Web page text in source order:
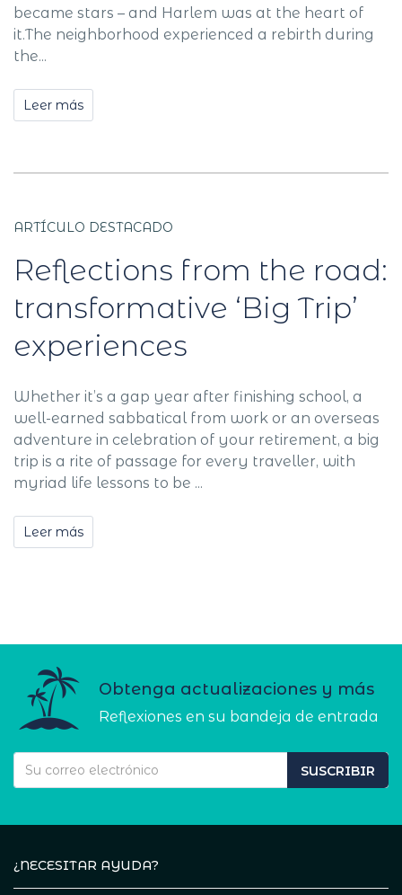
became stars – and Harlem was at the heart of
it.The neighborhood experienced a rebirth during
the...
Leer más
ARTÍCULO DESTACADO
Reflections from the road:
transformative ‘Big Trip’
experiences
Whether it’s a gap year after finishing school, a
well-earned sabbatical from work or an overseas
adventure in celebration of your retirement, a big
trip is a rite of passage for every traveller, with
myriad life lessons to be ...
Leer más
Obtenga actualizaciones y más
Reflexiones en su bandeja de entrada
SUSCRIBIR
¿NECESITAR AYUDA?